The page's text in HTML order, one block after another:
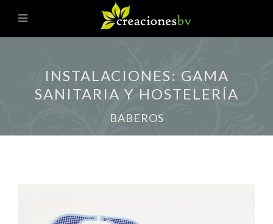
INSTALACIONES: GAMA
SANITARIA Y HOSTELERÍA
BABEROS